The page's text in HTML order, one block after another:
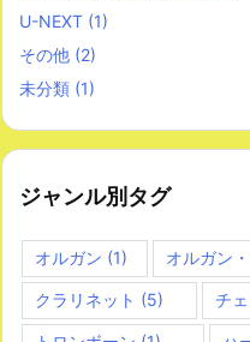
U-NEXT (1)
その他 (2)
未分類 (1)
ジャンル別タグ
オルガン (1) オルガン
クラリネット (5) チ